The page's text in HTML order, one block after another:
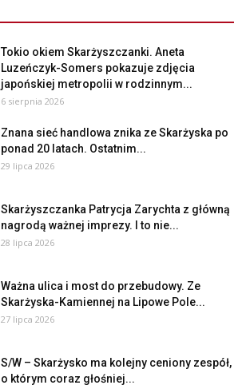
Tokio okiem Skarżyszczanki. Aneta
Luzeńczyk-Somers pokazuje zdjęcia
japońskiej metropolii w rodzinnym...
6 sierpnia 2026
Znana sieć handlowa znika ze Skarżyska po
ponad 20 latach. Ostatnim...
29 lipca 2026
Skarżyszczanka Patrycja Zarychta z główną
nagrodą ważnej imprezy. I to nie...
28 lipca 2026
Ważna ulica i most do przebudowy. Ze
Skarżyska-Kamiennej na Lipowe Pole...
27 lipca 2026
S/W – Skarżysko ma kolejny ceniony zespół,
o którym coraz głośniej...